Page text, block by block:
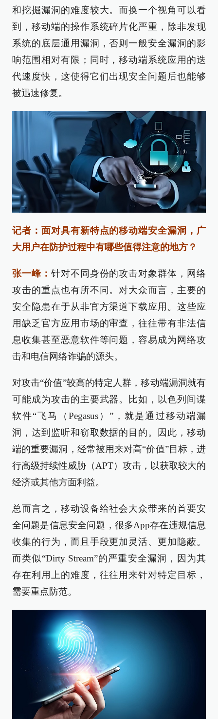
和挖掘漏洞的难度较大。而换一个视角可以看
到，移动端的操作系统碎片化严重，除非发现
系统的底层通用漏洞，否则一般安全漏洞的影
响范围相对有限；同时，移动端系统应用的迭
代速度快，这使得它们出现安全问题后也能够
被迅速修复。
记者：面对具有新特点的移动端安全漏洞，广
大用户在防护过程中有哪些值得注意的地方？
张一峰： 针对不同身份的攻击对象群体，网络
攻击的重点也有所不同。对大众而言，主要的
安全隐患在于从非官方渠道下载应用。这些应
用缺乏官方应用市场的审查，往往带有非法信
息收集甚至恶意软件等问题，容易成为网络攻
击和电信网络诈骗的源头。
对攻击“价值”较高的特定人群，移动端漏洞就有
可能成为攻击的主要武器。比如，以色列间谍
软件“飞马（Pegasus）”，就是通过移动端漏
洞，达到监听和窃取数据的目的。因此，移动
端的重要漏洞，经常被用来对高“价值”目标，进
行高级持续性威胁（APT）攻击，以获取较大的
经济或其他方面利益。
总而言之，移动设备给社会大众带来的首要安
全问题是信息安全问题，很多App存在违规信息
收集的行为，而且手段更加灵活、更加隐蔽。
而类似“Dirty Stream”的严重安全漏洞，因为其
存在利用上的难度，往往用来针对特定目标，
需要重点防范。